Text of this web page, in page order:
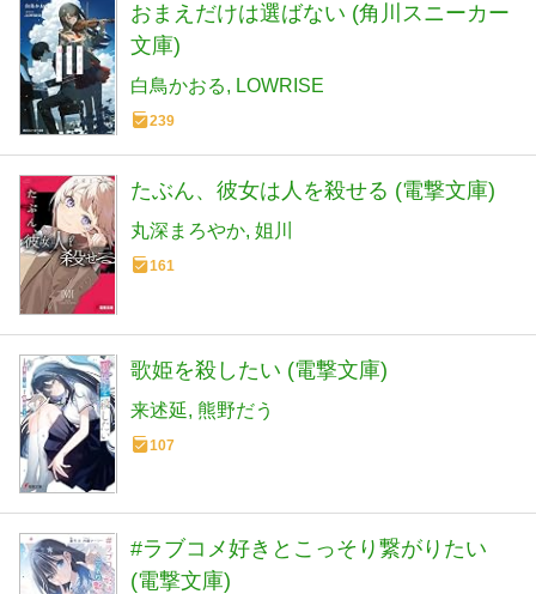
おまえだけは選ばない (角川スニーカー
文庫)
白鳥かおる LOWRISE
239
たぶん、彼女は人を殺せる (電撃文庫)
丸深まろやか 姐川
161
歌姫を殺したい (電撃文庫)
来述延 熊野だう
107
#ラブコメ好きとこっそり繋がりたい
(電撃文庫)